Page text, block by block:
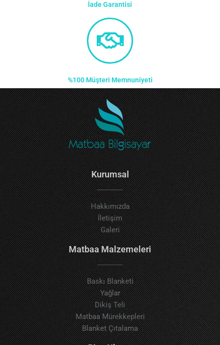
İade Garantisi
%100 Müşteri Memnuniyeti
Kurumsal
Hakkımızda
İletişim
Galeri
Matbaa Malzemeleri
Baskı Blanketi
Yağlar
Dikiş Teli
Matbaa Mürekkepleri
Blanket Çıtalama